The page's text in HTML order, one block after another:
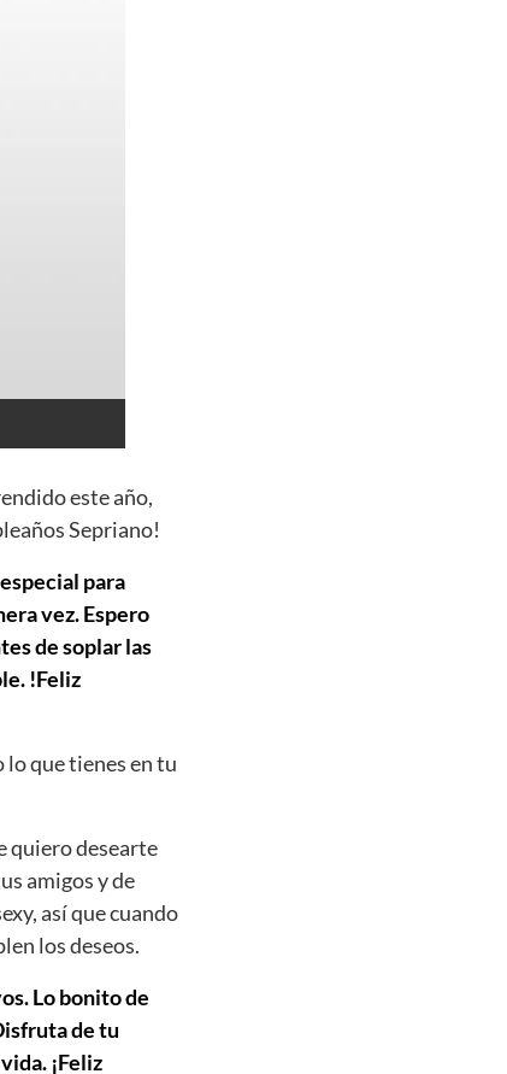
este año,
Sepriano!
para
vez. Espero
de soplar las
!Feliz
lo que tienes en tu
quiero desearte
amigos y de
así que cuando
los deseos.
Lo bonito de
de tu
¡Feliz